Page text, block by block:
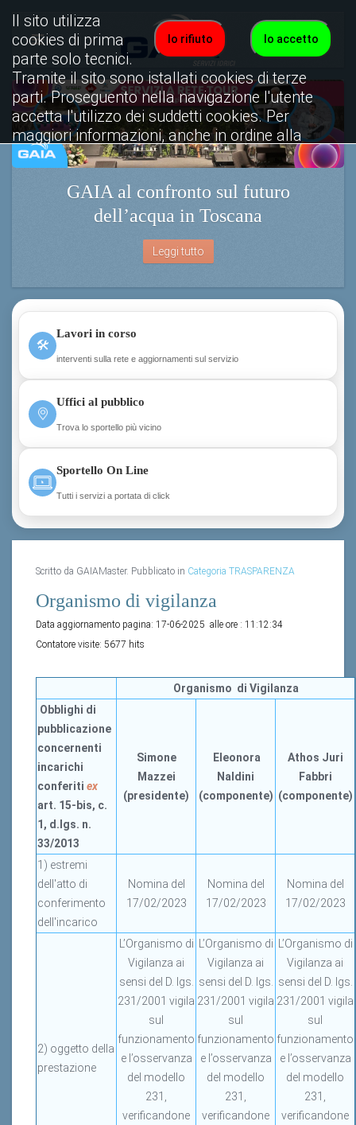
GAIA al confronto sul futuro
dell’acqua in Toscana
Leggi tutto
🛠
Lavori in corso
interventi sulla rete e aggiornamenti sul servizio
Uffici al pubblico
Trova lo sportello più vicino
Sportello On Line
Tutti i servizi a portata di click
Scritto da GAIAMaster. Pubblicato in Categoria TRASPARENZA
Organismo di vigilanza
Data aggiornamento pagina: 17-06-2025 alle ore : 11:12:34
Contatore visite: 5677 hits
Organismo di Vigilanza
Obblighi di
pubblicazione
concernenti
incarichi
conferiti ex
art. 15-bis, c.
1, d.lgs. n.
33/2013
Simone
Mazzei
(presidente)
Eleonora
Naldini
(componente)
Athos Juri
Fabbri
(componente)
1) estremi
dell'atto di
conferimento
dell'incarico
Nomina del
17/02/2023
Nomina del
17/02/2023
Nomina del
17/02/2023
2) oggetto della
prestazione
L’Organismo di
Vigilanza ai
sensi del D. lgs.
231/2001 vigila
sul
funzionamento
e l’osservanza
del modello
231,
verificandone
L’Organismo di
Vigilanza ai
sensi del D. lgs.
231/2001 vigila
sul
funzionamento
e l’osservanza
del modello
231,
verificandone
L’Organismo di
Vigilanza ai
sensi del D. lgs.
231/2001 vigila
sul
funzionamento
e l’osservanza
del modello
231,
verificandone
Io accetto
Io rifiuto
Il sito utilizza
cookies di prima
parte solo tecnici.
Tramite il sito sono istallati cookies di terze
parti. Proseguento nella navigazione l'utente
accetta l'utilizzo dei suddetti cookies. Per
maggiori informazioni, anche in ordine alla
disattivazione, è possibile consultare
l'informativa cookies completa.
Visualizza informativa completa.